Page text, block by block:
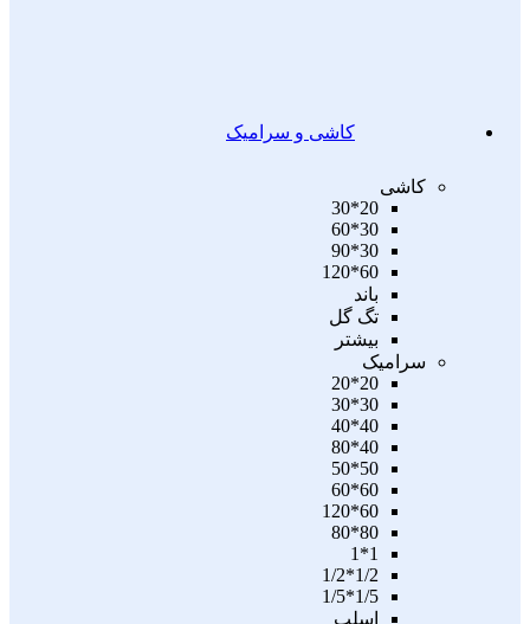
کاشی و سرامیک
کاشی
20*30
30*60
30*90
60*120
باند
تگ گل
بیشتر
سرامیک
20*20
30*30
40*40
40*80
50*50
60*60
60*120
80*80
1*1
1/2*1/2
1/5*1/5
اسلب